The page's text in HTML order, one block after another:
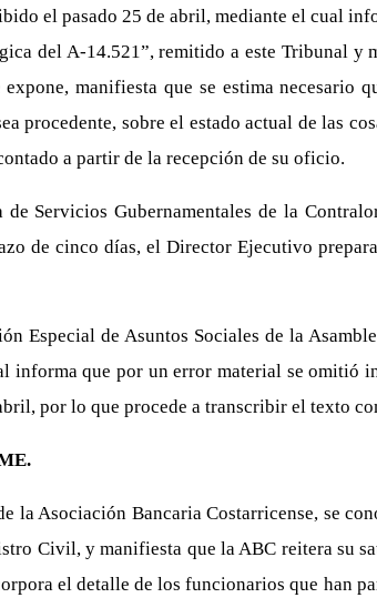
el pasado 25 de abril, mediante el cual
del A-14.521”, remitido a este Tribunal
manifiesta que se estima necesario
sobre el estado actual de las
a partir de la recepción de su oficio.
Servicios Gubernamentales de la
de cinco días, el Director Ejecutivo
Especial de Asuntos Sociales de la
informa que por un error material se
por lo que procede a transcribir el texto
la Asociación Bancaria Costarricense, se
Civil, y manifiesta que la ABC reitera su
el detalle de los funcionarios que han